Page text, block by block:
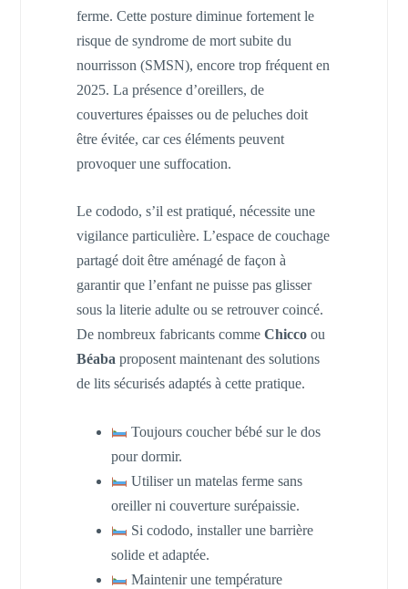
ferme. Cette posture diminue fortement le
risque de syndrome de mort subite du
nourrisson (SMSN), encore trop fréquent en
2025. La présence d’oreillers, de
couvertures épaisses ou de peluches doit
être évitée, car ces éléments peuvent
provoquer une suffocation.
Le cododo, s’il est pratiqué, nécessite une
vigilance particulière. L’espace de couchage
partagé doit être aménagé de façon à
garantir que l’enfant ne puisse pas glisser
sous la literie adulte ou se retrouver coincé.
De nombreux fabricants comme Chiccoou
Béaba proposent maintenant des solutions
de lits sécurisés adaptés à cette pratique.
Toujours coucher bébé sur le dos
pour dormir.
Utiliser un matelas ferme sans
oreiller ni couverture surépaissie.
Si cododo, installer une barrière
solide et adaptée.
Maintenir une température